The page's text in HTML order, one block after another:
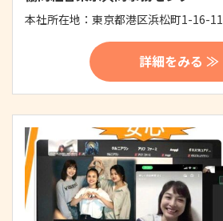
本社所在地： 東京都港区浜松町1-16-11
詳細をみる ≫